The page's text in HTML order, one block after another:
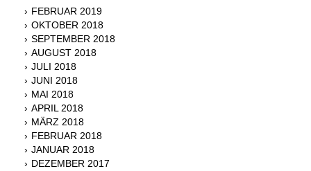
FEBRUAR 2019
OKTOBER 2018
SEPTEMBER 2018
AUGUST 2018
JULI 2018
JUNI 2018
MAI 2018
APRIL 2018
MÄRZ 2018
FEBRUAR 2018
JANUAR 2018
DEZEMBER 2017